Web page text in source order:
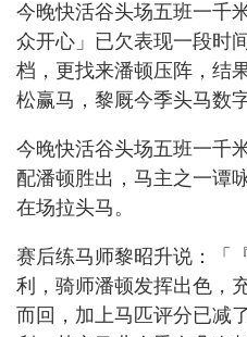
今晚快活谷头场五班一千
众开心」已欠表现一段时
档，更找来潘顿压阵，结
松赢马，黎厩今季头马数
今晚快活谷头场五班一千
配潘顿胜出，马主之一谭
在场拉头马。
赛后练马师黎昭升说：「
利，骑师潘顿发挥出色，
而回，加上马匹评分已减